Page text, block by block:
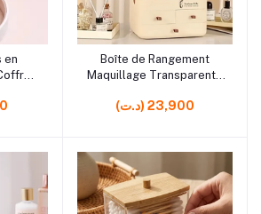
en
rrrrrr9
Ajouter au panier
Boîte de Rangement
Maquillage Transparente
Élégant pour
(د.ت) 23,900